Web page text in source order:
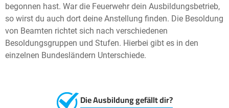
begonnen hast. War die Feuerwehr dein Ausbildungsbetrieb,
so wirst du auch dort deine Anstellung finden. Die Besoldung
von Beamten richtet sich nach verschiedenen
Besoldungsgruppen und Stufen. Hierbei gibt es in den
einzelnen Bundesländern Unterschiede.
Die Ausbildung gefällt dir?